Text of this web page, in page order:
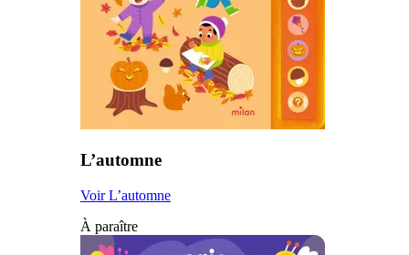
L’automne
Voir L’automne
À paraître